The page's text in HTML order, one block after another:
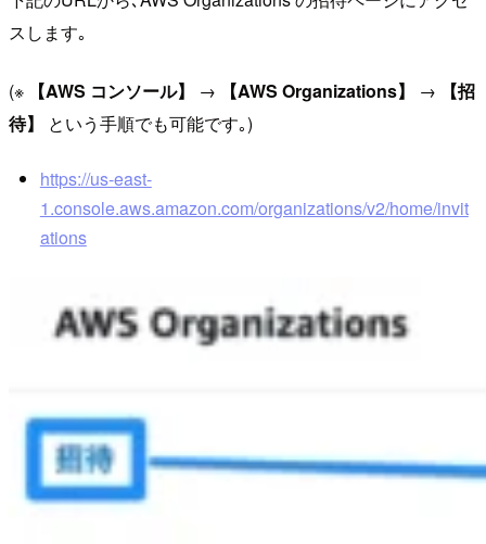
スします｡
(※ 【AWS コンソール】 → 【AWS Organizations】 →
【招
待】
という手順でも可能です｡)
https://us-east-
1.console.aws.amazon.com/organizations/v2/home/invit
ations